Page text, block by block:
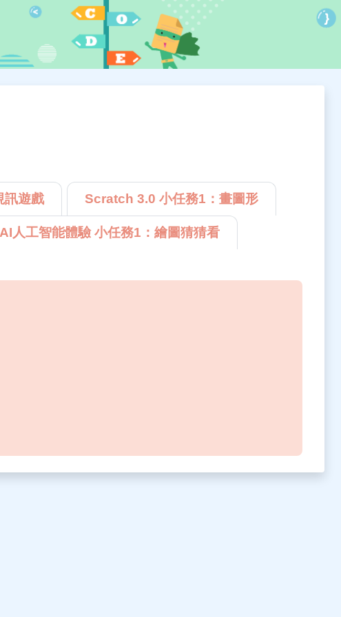
遊戲 Scratch 3.0 小任務1：畫圖形
AI人工智能體驗 小任務1：繪圖猜猜看